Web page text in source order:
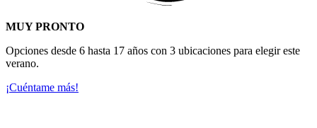
MUY PRONTO
Opciones desde 6 hasta 17 años con 3 ubicaciones para elegir este
verano.
¡Cuéntame más!